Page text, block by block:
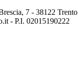
7 - 38122 Trento
- P.I. 02015190222